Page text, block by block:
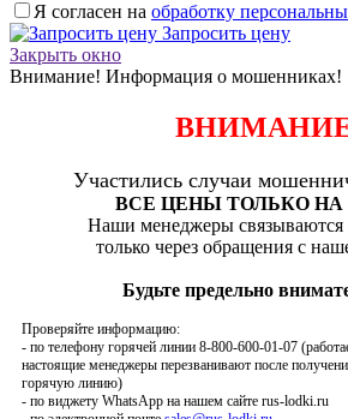
Я согласен на обработку
Запросить цену
Закрыть окно
Внимание! Информация о мошенниках!
Участились случаи
ВСЕ ЦЕНЫ ТОЛЬКО НА
Наши менеджеры связываются
только через обращения с
Будьте предельно
Проверяйте информацию:
- по телефону горячей линии 8-800-600-01-07
настоящие менеджеры перезванивают после
горячую линию)
- по виджету WhatsApp на нашем сайте rus-lodki.ru